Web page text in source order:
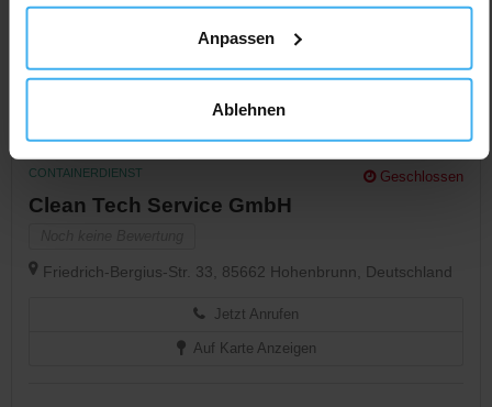
Anpassen
Ablehnen
CONTAINERDIENST Geschlossen
Clean Tech Service GmbH
Friedrich-Bergius-Str. 33, 85662 Hohenbrunn, Deutschland
Jetzt Anrufen
Auf Karte Anzeigen